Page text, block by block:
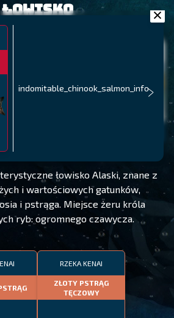
indomitable_chinook_salmon_info
Łowisko
łowisko Alaski, znane z
i wartościowych gatunków,
i pstrąga. Miejsce żeru króla
ryb: ogromnego czawycza.
RZEKA KENAI
ZŁOTY PSTRĄG
TĘCZOWY